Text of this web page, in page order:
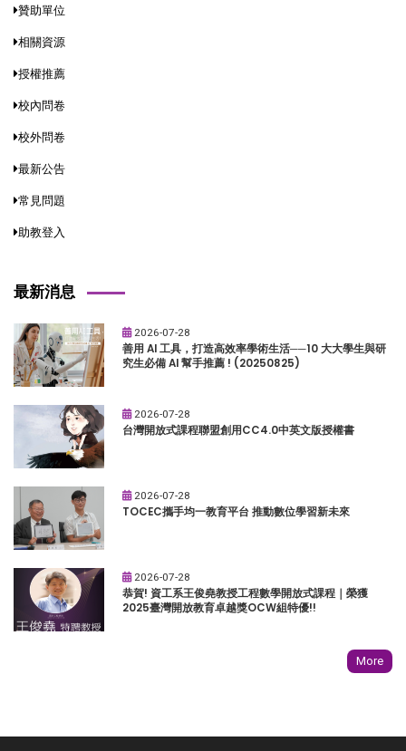
贊助單位
相關資源
授權推薦
校內問卷
校外問卷
最新公告
常見問題
助教登入
最新消息
2026-07-28
善用 AI 工具，打造高效率學術生活──10 大大學生與研
究生必備 AI 幫手推薦 ! (20250825)
2026-07-28
台灣開放式課程聯盟創用CC4.0中英文版授權書
2026-07-28
TOCEC攜手均一教育平台 推動數位學習新未來
2026-07-28
恭賀! 資工系王俊堯教授工程數學開放式課程｜榮獲
2025臺灣開放教育卓越獎OCW組特優!!
More